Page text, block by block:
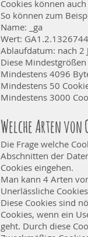
Cookies können
So können zum
Name: _ga
Wert:
Ablaufdatum: nach 2
Diese
Mindestens 4096
Mindestens 50
Mindestens 3000
Welche Arten von
Die Frage welche
Abschnitten der
Cookies eingehen.
Man kann 4 Arten
Unerlässliche Cookies
Diese Cookies sind
Cookies, wenn ein
geht. Durch diese